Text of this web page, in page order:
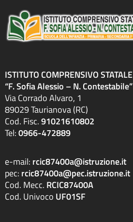
ISTITUTO COMPRENSIVO STATALE
“F. Sofia Alessio – N. Contestabile”
Via Corrado Alvaro, 1
89029 Taurianova (RC)
Cod. Fisc.91021610802
Tel:0966-472889
e-mail: rcic87400a@istruzione.it
pec: rcic87400a@pec.istruzione.it
Cod. Mecc. RCIC87400A
Cod. Univoco UF01SF